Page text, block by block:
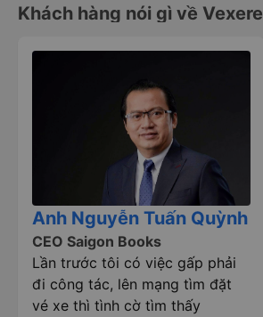
Khách hàng nói gì về Vexere
Anh Nguyễn Tuấn Quỳnh
CEO Saigon Books
Lần trước tôi có việc gấp phải
đi công tác, lên mạng tìm đặt
vé xe thì tình cờ tìm thấy